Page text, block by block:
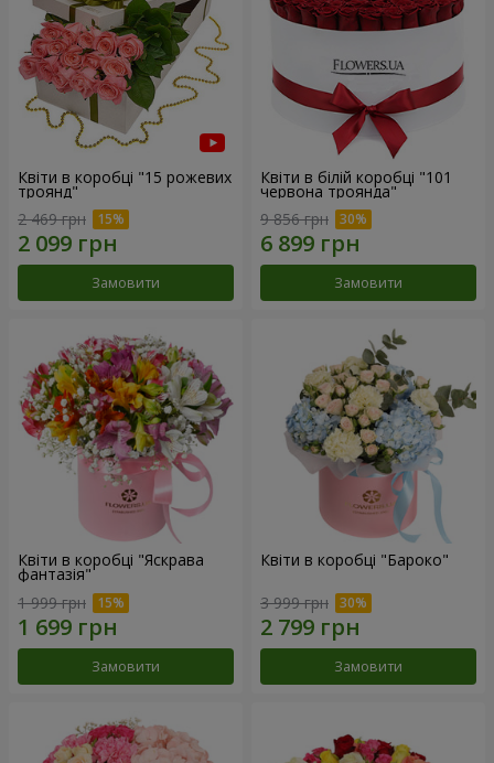
Квіти в коробці "15 рожевих
троянд"
2 469 грн
Замовити
Квіти в білій коробці "101
червона троянда"
9 856 грн
Замовити
Квіти в коробці "Яскрава
фантазія"
1 999 грн
Замовити
Квіти в коробці "Бароко"
3 999 грн
Замовити